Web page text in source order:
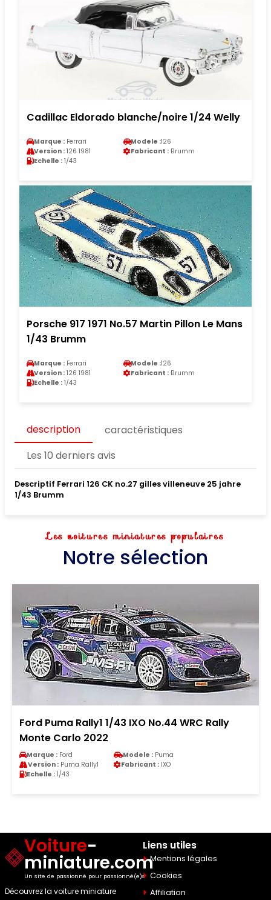
Cadillac Eldorado blanche/noire 1/24 Welly
Marque : Ferrari Modele :126
Version : 126 1981 Fabricant : Brumm
Echelle : 1/43
Porsche 917 1971 No.57 Martin Pillon Le Mans
1/43 Brumm
Marque : Ferrari Modele :126
Version : 126 1981 Fabricant : Brumm
Echelle : 1/43
description
caractéristiques
Les 10 derniers avis
Descriptif Ferrari 126 CK no.27 gilles villeneuve 25 jahre
1/43 Brumm
Les voitures miniatures populaires
Notre sélection
Ford Puma Rally1 1/43 IXO No.44 WRC Rally
Monte Carlo 2022
Marque : Ford Modele : Puma
Version : Puma Rally1 Fabricant : IXO
Echelle : 1/43
Voiture-
miniature.com
Un site de passionné pour passionné(e)s
Découvrez la voiture miniature
Liens utiles
Mentions légales
Cookies
Affiliation